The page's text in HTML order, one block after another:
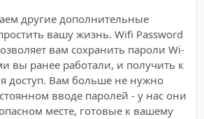
другие дополнительные
вашу жизнь. Wifi Password
вам сохранить пароли Wi-
вы ранее работали, и получить к
доступ. Вам больше не нужно
вводе паролей - у нас они
месте, готовые к вашему